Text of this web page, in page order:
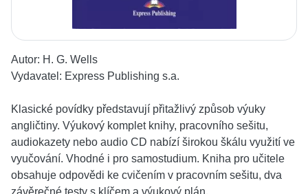
Autor: H. G. Wells
Vydavatel: Express Publishing s.a.
Klasické povídky představují přitažlivý způsob výuky
angličtiny. Výukový komplet knihy, pracovního sešitu,
audiokazety nebo audio CD nabízí širokou škálu využití ve
vyučování. Vhodné i pro samostudium. Kniha pro učitele
obsahuje odpovědi ke cvičením v pracovním sešitu, dva